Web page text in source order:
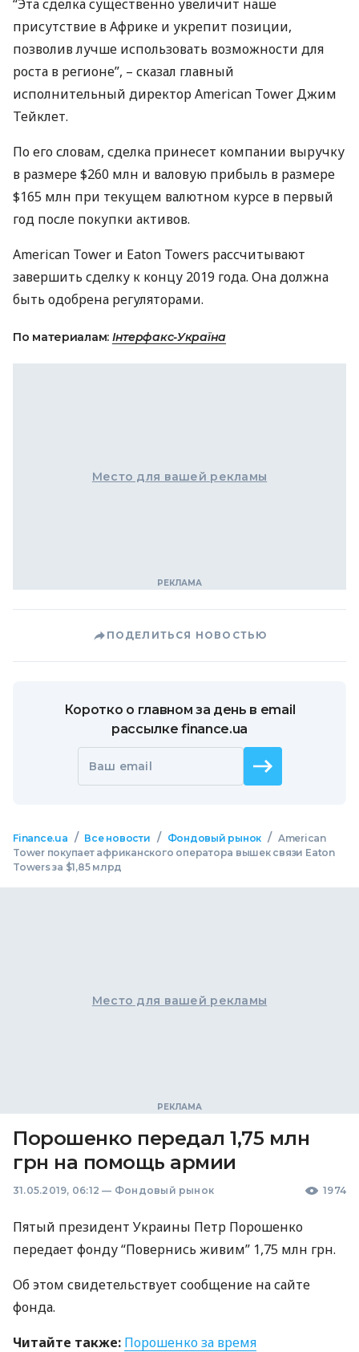
“Эта сделка существенно увеличит наше
присутствие в Африке и укрепит позиции,
позволив лучше использовать возможности для
роста в регионе”, – сказал главный
исполнительный директор American Tower Джим
Тейклет.
По его словам, сделка принесет компании выручку
в размере $260 млн и валовую прибыль в размере
$165 млн при текущем валютном курсе в первый
год после покупки активов.
American Tower и Eaton Towers рассчитывают
завершить сделку к концу 2019 года. Она должна
быть одобрена регуляторами.
По материалам: Інтерфакс-Україна
Место для вашей рекламы
ПОДЕЛИТЬСЯ НОВОСТЬЮ
Коротко о главном за день в email
рассылке finance.ua
Ваш email
Finance.ua / Все новости / Фондовый рынок / American
Tower покупает африканского оператора вышек связи Eaton
Towers за $1,85 млрд
Место для вашей рекламы
Порошенко передал 1,75 млн
грн на помощь армии
31.05.2019, 06:12 — Фондовый рынок 1974
Пятый президент Украины Петр Порошенко
передает фонду “Повернись живим” 1,75 млн грн.
Об этом свидетельствует сообщение на сайте
фонда.
Читайте также: Порошенко за время